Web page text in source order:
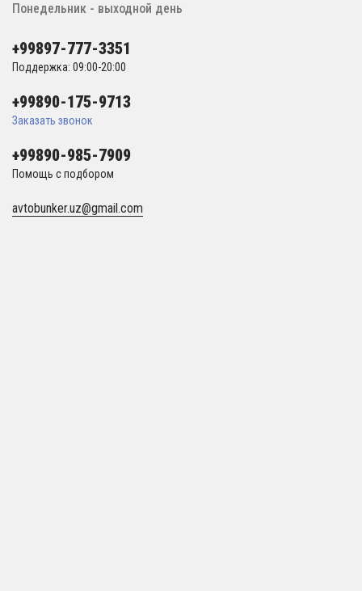
Понедельник - выходной день
+99897-777-3351
Поддержка: 09:00-20:00
+99890-175-9713
Заказать звонок
+99890-985-7909
Помощь с подбором
avtobunker.uz@gmail.com